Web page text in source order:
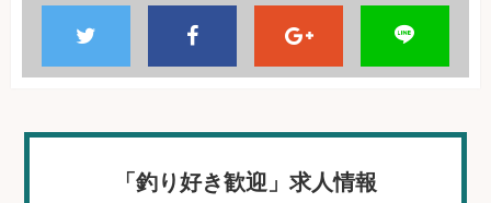
「釣り好き歓迎」求人情報